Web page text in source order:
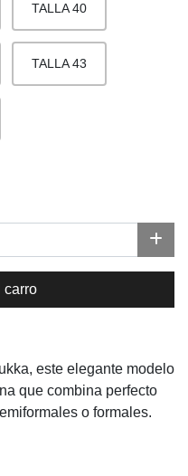
TALLA 40
TALLA 43
carro
este elegante modelo
que combina perfecto
o formales.